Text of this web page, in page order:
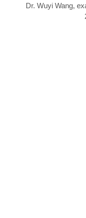
Dr. Wuyi Wang,